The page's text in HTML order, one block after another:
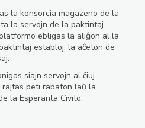
la konsorcia magazeno de la
la servojn de la paktintaj
ebligas la aliĝon al la
establoj, la aĉeton de
siajn servojn al ĉiuj
peti rabaton laŭ la
la Esperanta Civito.